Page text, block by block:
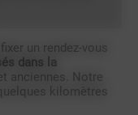
un rendez-vous
dans la
et anciennes. Notre
kilomètres